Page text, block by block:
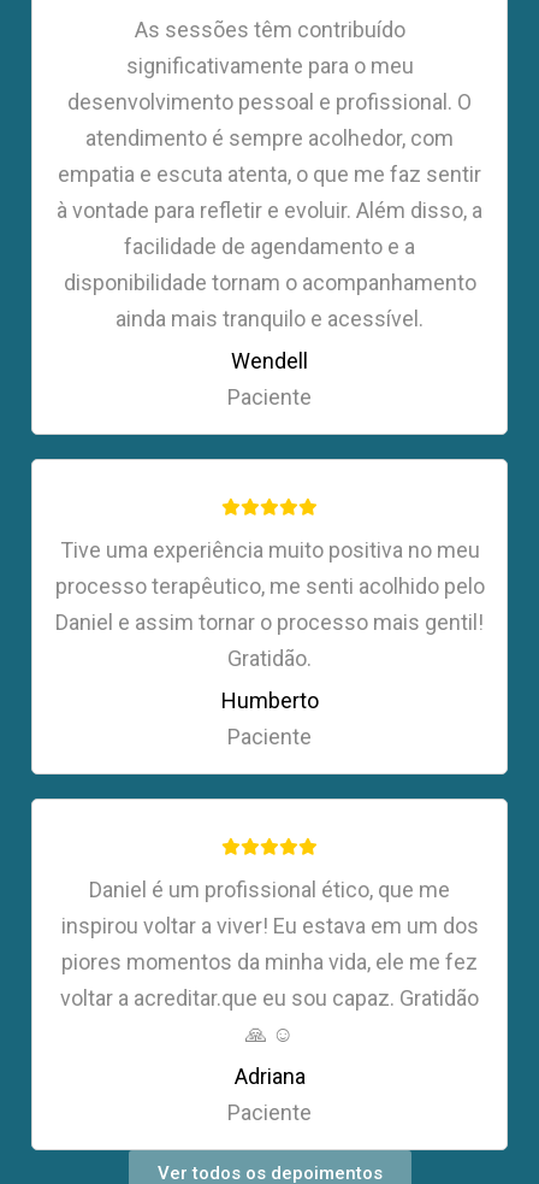
As sessões têm contribuído
significativamente para o meu
desenvolvimento pessoal e profissional. O
atendimento é sempre acolhedor, com
empatia e escuta atenta, o que me faz sentir
à vontade para refletir e evoluir. Além disso, a
facilidade de agendamento e a
disponibilidade tornam o acompanhamento
ainda mais tranquilo e acessível.
Wendell
Paciente
Tive uma experiência muito positiva no meu
processo terapêutico, me senti acolhido pelo
Daniel e assim tornar o processo mais gentil!
Gratidão.
Humberto
Paciente
Daniel é um profissional ético, que me
inspirou voltar a viver! Eu estava em um dos
piores momentos da minha vida, ele me fez
voltar a acreditar.que eu sou capaz. Gratidão
🙏 ☺️
Adriana
Paciente
Ver todos os depoimentos